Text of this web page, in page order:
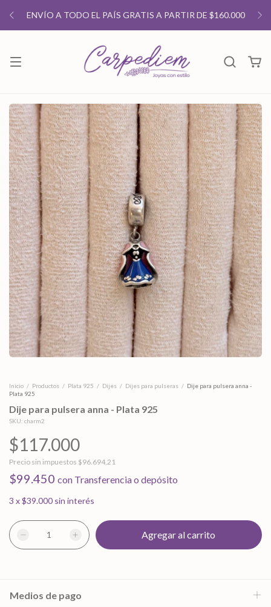
ENVÍO A TODO EL PAÍS GRATIS A PARTIR DE $160.000
Inicio / Productos / Plata 925 / Dijes / Dijes para pulseras / Dije para pulsera anna -
Plata 925
Dije para pulsera anna - Plata 925
SKU: charm2
$117.000
Precio sin impuestos $96.694,21
$99.450 con Transferencia o depósito
3 x$39.000 sin interés
Medios de pago